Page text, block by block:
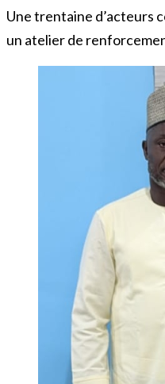
Une trentaine d’acteurs
un atelier de